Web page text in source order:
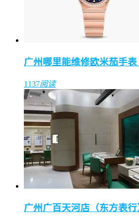
广州哪里能维修欧米茄手
1137阅读
广州广百天河店（东方表行